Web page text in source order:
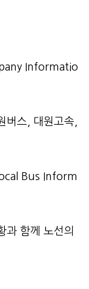
Informatio
버스, 대원고속,
Bus Inform
과 함께 노선의